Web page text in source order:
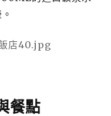
餐點